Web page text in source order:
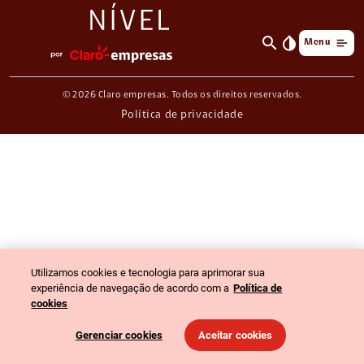
search invert_colors Menu
© 2026 Claro empresas. Todos os direitos reservados.
Política de privacidade
Utilizamos cookies e tecnologia para aprimorar sua
experiência de navegação de acordo com a Política de
cookies
Gerenciar cookies Aceitar cookies